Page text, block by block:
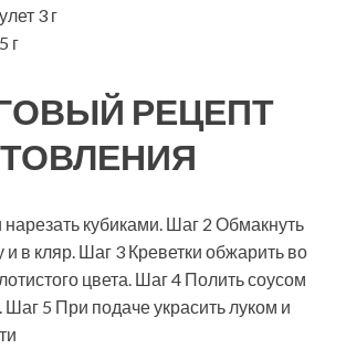
3 г
г
РЕЦЕПТ
нарезать кубиками. Шаг 2 Обмакнуть
и в кляр. Шаг 3 Креветки обжарить во
цвета. Шаг 4 Полить соусом
5 При подаче украсить луком и